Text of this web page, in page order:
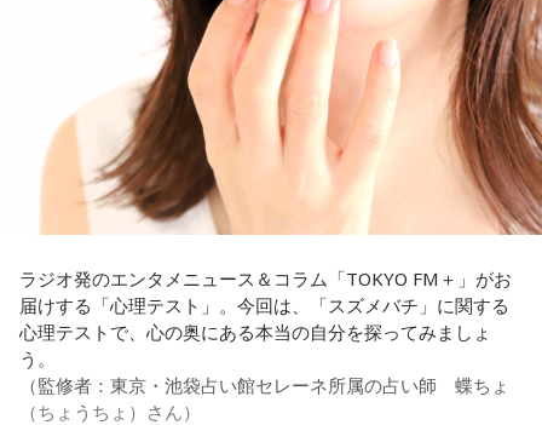
ん、その子たちは本当に挨拶していないと思います」と苦笑
い。有吉が「なんでなの？」と尋ねると、カミムラは「こん
なことを言うのもあれですけど、（ぐりんぴーすさんが）ど
ういう先輩か分かっていないんだと思います」と正直に語り
ます。
それを受け、有吉は「でもさ、この世界に入ったら俺だって
（若手の頃は）誰か分からない人にも一応挨拶するじゃな
い？ 何があるか分からないからさ」と持論を語ります。その
間は時代的に増えていますね」とリアルな実情を明かしま
す。
また、有吉は「吉本（興業）は縦がちゃんとしているじゃ
ん。それは養成所でもそういう教えがあるんだろうし、先輩
からも受け継がれるからだと思うんだよね」と他事務所と比
ラジオ発のエンタメニュース＆コラム「TOKYO FM＋」がお
届けする「心理テスト」。今回は、「スズメバチ」に関する
心理テストで、心の奥にある本当の自分を探ってみましょ
う。
（監修者：東京・池袋占い館セレーネ所属の占い師 蝶ちょ
（ちょうちょ）さん）